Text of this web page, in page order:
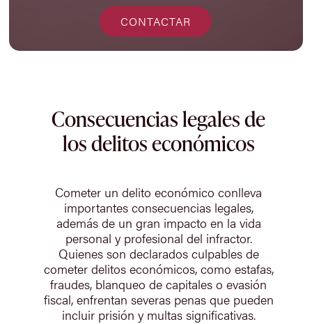
CONTACTAR
Consecuencias legales de
los delitos económicos
Cometer un delito económico conlleva
importantes consecuencias legales,
además de un gran impacto en la vida
personal y profesional del infractor.
Quienes son declarados culpables de
cometer delitos económicos, como estafas,
fraudes, blanqueo de capitales o evasión
fiscal, enfrentan severas penas que pueden
incluir prisión y multas significativas.